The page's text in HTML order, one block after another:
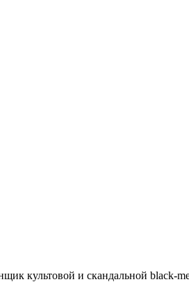
культовой и скандальной black-